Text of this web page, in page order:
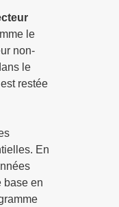
le
non-
le
restée
En
base en